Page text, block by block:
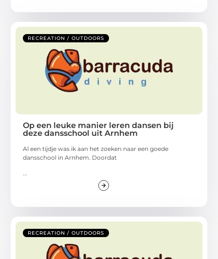
RECREATION / OUTDOORS
Op een leuke manier leren dansen bij
deze dansschool uit Arnhem
Al een tijdje was ik aan het zoeken naar een goede
dansschool in Arnhem. Doordat
...
RECREATION / OUTDOORS